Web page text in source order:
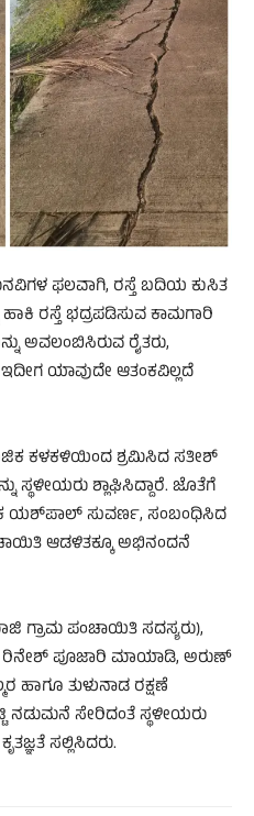
ಫಲವಾಗಿ, ರಸ್ತೆ ಬದಿಯ ಕುಸಿತ
ಹಾಕಿ ರಸ್ತೆ ಭದ್ರಪಡಿಸುವ ಕಾಮಗಾರಿ
ಅವಲಂಬಿಸಿರುವ ರೈತರು,
ಯಾವುದೇ ಆತಂಕವಿಲ್ಲದೆ
ಕಳಕಳಿಯಿಂದ ಶ್ರಮಿಸಿದ ಸತೀಶ್
ಶ್ಲಾಘಿಸಿದ್ದಾರೆ. ಜೊತೆಗೆ
ಯಶ್‌ಪಾಲ್ ಸುವರ್ಣ, ಸಂಬಂಧಿಸಿದ
ಆಡಳಿತಕ್ಕೂ ಅಭಿನಂದನೆ
ಗ್ರಾಮ ಪಂಚಾಯಿತಿ ಸದಸ್ಯರು),
ಪೂಜಾರಿ ಮಾಯಾಡಿ, ಅರುಣ್
ತುಳುನಾಡ ರಕ್ಷಣೆ
ಸೇರಿದಂತೆ ಸ್ಥಳೀಯರು
ಸಲ್ಲಿಸಿದರು.